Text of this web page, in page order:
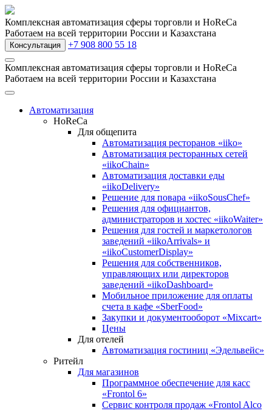
Комплексная автоматизация сферы торговли и HoReCa
Работаем на всей территории России и Казахстана
Консультация +7 908 800 55 18
Комплексная автоматизация сферы торговли и HoReCa
Работаем на всей территории России и Казахстана
Автоматизация
HoReCa
Для общепита
Автоматизация ресторанов «iiko»
Автоматизация ресторанных сетей
«iikoChain»
Автоматизация доставки еды
«iikoDelivery»
Решение для повара «iikoSousChef»
Решения для официантов,
администраторов и хостес «iikoWaiter»
Решения для гостей и маркетологов
заведений «iikoArrivals» и
«iikoCustomerDisplay»
Решения для собственников,
управляющих или директоров
заведений «iikoDashboard»
Мобильное приложение для оплаты
счета в кафе «SberFood»
Закупки и документооборот «Mixcart»
Цены
Для отелей
Автоматизация гостиниц «Эдельвейс»
Ритейл
Для магазинов
Программное обеспечение для касс
«Frontol 6»
Сервис контроля продаж «Frontol Alco